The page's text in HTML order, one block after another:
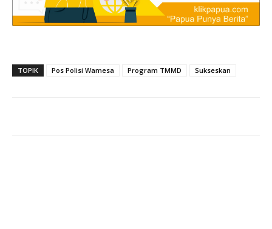
TOPIK Pos Polisi Wamesa Program TMMD Sukseskan